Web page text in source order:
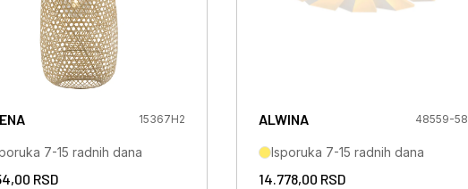
15367H2
7-15 radnih dana
RSD
ALWINA 48559-58
Isporuka 7-15 radnih dana
14.778,00 RSD